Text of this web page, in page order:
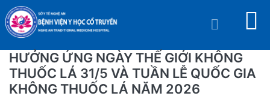
HƯỞNG ỨNG NGÀY THẾ GIỚI KHÔNG
THUỐC LÁ 31/5 VÀ TUẦN LỄ QUỐC GIA
KHÔNG THUỐC LÁ NĂM 2026